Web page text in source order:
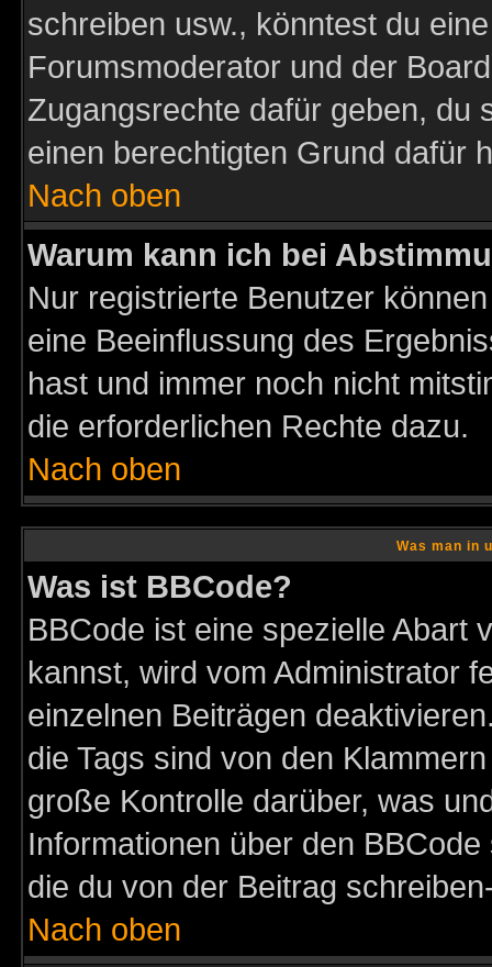
schreiben usw., könntest du
Forumsmoderator und der
Zugangsrechte dafür geben, du
einen berechtigten Grund dafür
Nach oben
Warum kann ich bei
Nur registrierte Benutzer
eine Beeinflussung des
hast und immer noch nicht
die erforderlichen Rechte dazu.
Nach oben
Was man in
Was ist BBCode?
BBCode ist eine spezielle Abart
kannst, wird vom Administrator
einzelnen Beiträgen
die Tags sind von den
große Kontrolle darüber, was
Informationen über den
die du von der Beitrag
Nach oben